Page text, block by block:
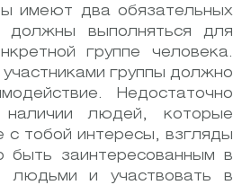
имеют два обязательных
должны выполняться для
группе человека.
группы должно
Недостаточно
людей, которые
тобой интересы, взгляды
быть заинтересованным в
людьми и участвовать в